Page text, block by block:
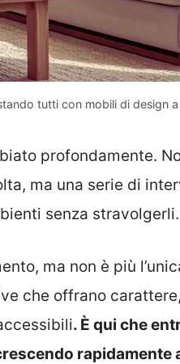
tutti con mobili di design
profondamente.
ma una serie di
senza stravolgerli.
ma non è più
che offrano
. È qui che
rapidamente